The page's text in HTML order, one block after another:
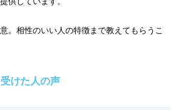
。相性のいい人の特徴まで教えてもらうこ
けた人の声